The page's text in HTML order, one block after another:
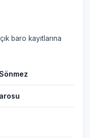
baro kayıtlarına